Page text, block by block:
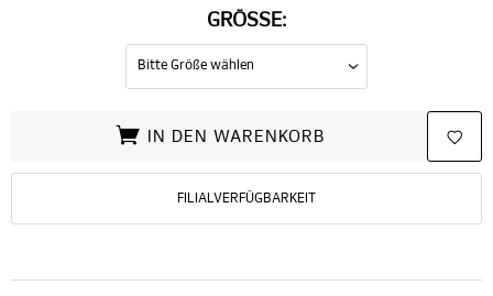
GRÖSSE:
IN DEN WARENKORB
FILIALVERFÜGBARKEIT